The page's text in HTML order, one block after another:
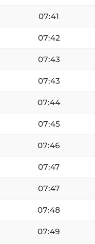
07:41
07:42
07:43
07:43
07:44
07:45
07:46
07:47
07:47
07:48
07:49